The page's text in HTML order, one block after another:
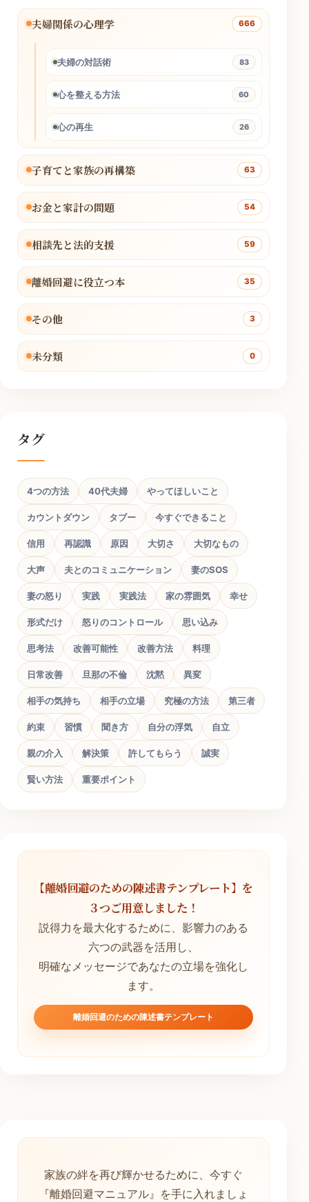
夫婦関係の心理学 666
夫婦の対話術 83
心を整える方法 60
心の再生 26
子育てと家族の再構築 63
お金と家計の問題 54
相談先と法的支援 59
離婚回避に役立つ本 35
その他 3
未分類 0
タグ
4つの方法 40代夫婦 やってほしいこと
カウントダウン タブー 今すぐできること
信用 再認識 原因 大切さ 大切なもの
大声 夫とのコミュニケーション 妻のSOS
妻の怒り 実践 実践法 家の雰囲気 幸せ
形式だけ 怒りのコントロール 思い込み
思考法 改善可能性 改善方法 料理
日常改善 旦那の不倫 沈黙 異変
相手の気持ち 相手の立場 究極の方法 第三者
約束 習慣 聞き方 自分の浮気 自立
親の介入 解決策 許してもらう 誠実
賢い方法 重要ポイント
【離婚回避のための陳述書テンプレート】を
３つご用意しました！
説得力を最大化するために、影響力のある
六つの武器を活用し、
明確なメッセージであなたの立場を強化し
ます。
離婚回避のための陳述書テンプレート
家族の絆を再び輝かせるために、今すぐ
『離婚回避マニュアル』を手に入れましょ